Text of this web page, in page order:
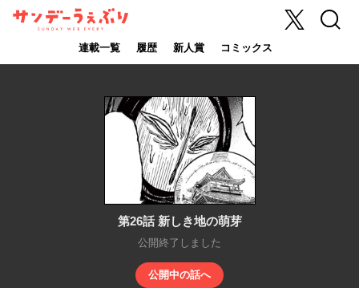
サンデーうぇ
連載一覧 履歴 新人賞 コミックス
X 検索
第26話 新しき地の萌芽
公開終了しました
公開中の話へ